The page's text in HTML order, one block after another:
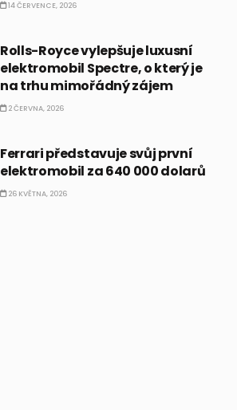
14 ČERVENCE, 2026
Rolls-Royce vylepšuje luxusní
elektromobil Spectre, o který je
na trhu mimořádný zájem
2 ČERVNA, 2026
Ferrari představuje svůj první
elektromobil za 640 000 dolarů
26 KVĚTNA, 2026